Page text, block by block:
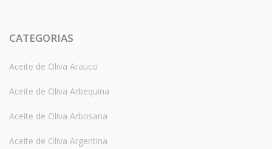
CATEGORIAS
Aceite de Oliva Arauco
Aceite de Oliva Arbequina
Aceite de Oliva Arbosana
Aceite de Oliva Argentina